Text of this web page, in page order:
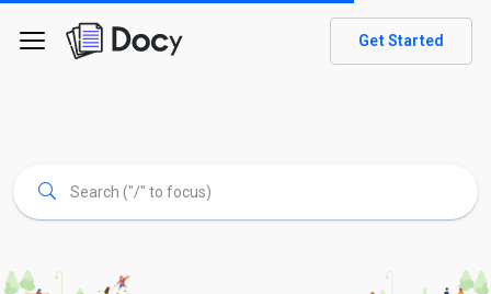
Get Started